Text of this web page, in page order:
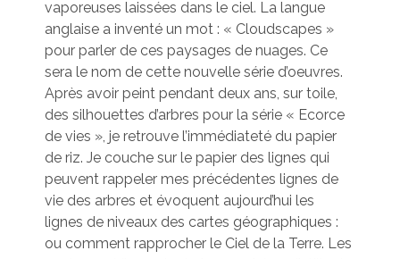
vaporeuses laissées dans le ciel. La langue
anglaise a inventé un mot : « Cloudscapes »
pour parler de ces paysages de nuages. Ce
sera le nom de cette nouvelle série d’oeuvres.
Après avoir peint pendant deux ans, sur toile,
des silhouettes d’arbres pour la série « Ecorce
de vies », je retrouve l’immédiateté du papier
de riz. Je couche sur le papier des lignes qui
peuvent rappeler mes précédentes lignes de
vie des arbres et évoquent aujourd’hui les
lignes de niveaux des cartes géographiques :
ou comment rapprocher le Ciel de la Terre. Les